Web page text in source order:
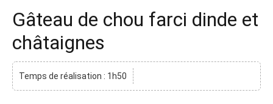
Gâteau de chou farci dinde et
châtaignes
Temps de réalisation : 1h50